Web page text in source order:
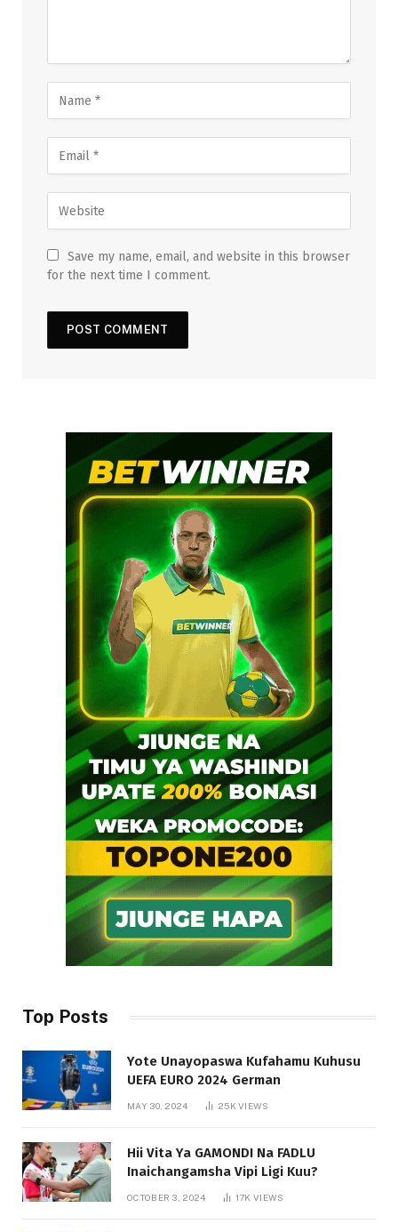
Save my name, email, and website in this browser
for the next time I comment.
Top Posts
Yote Unayopaswa Kufahamu Kuhusu
UEFA EURO 2024 German
MAY 30, 2024 25KVIEWS
Hii Vita Ya GAMONDI Na FADLU
Inaichangamsha Vipi Ligi Kuu?
OCTOBER 3, 2024 17KVIEWS